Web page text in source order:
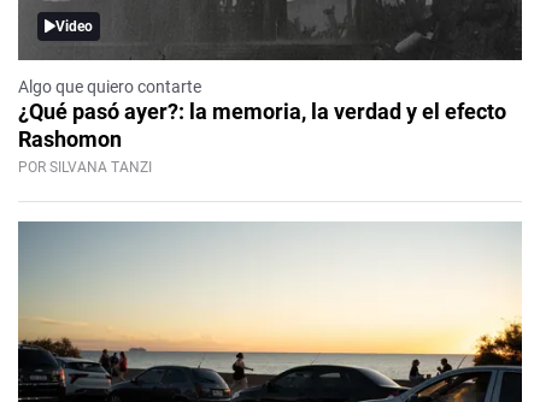
Video
Algo que quiero contarte
¿Qué pasó ayer?: la memoria, la verdad y el efecto
Rashomon
POR SILVANA TANZI